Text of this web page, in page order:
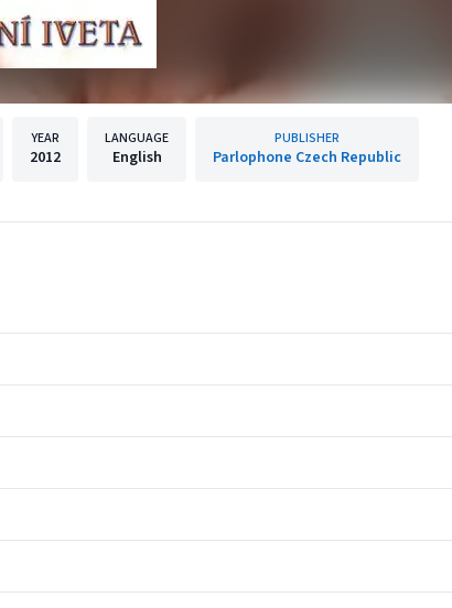
YEAR
2012
LANGUAGE
English
PUBLISHER
Parlophone Czech Republic